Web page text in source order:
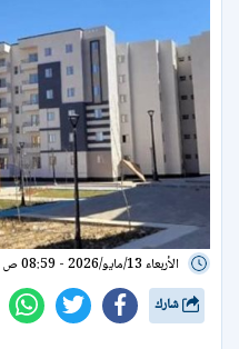
الأربعاء 13/مايو/2026 - 08:59 ص